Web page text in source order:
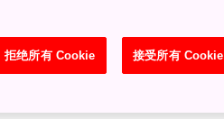
拒绝所有 Cookie 接受所有 Cookie